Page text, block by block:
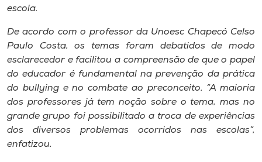
Editora
Rádio
Museu
Unoesc
Store
escola.
De acordo com o professor da Unoesc Chapecó Celso
Paulo Costa, os temas foram debatidos de modo
esclarecedor e facilitou a compreensão de que o papel
do educador é fundamental na prevenção da prática
do bullying e no combate ao preconceito. “A maioria
dos professores já tem noção sobre o tema, mas no
grande grupo foi possibilitado a troca de experiências
dos diversos problemas ocorridos nas escolas”,
enfatizou.